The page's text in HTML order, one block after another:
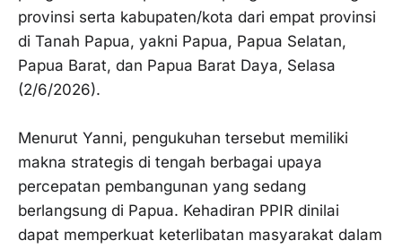
provinsi serta kabupaten/kota dari empat provinsi
di Tanah Papua, yakni Papua, Papua Selatan,
Papua Barat, dan Papua Barat Daya, Selasa
(2/6/2026).
‎Menurut Yanni, pengukuhan tersebut memiliki
makna strategis di tengah berbagai upaya
percepatan pembangunan yang sedang
berlangsung di Papua. Kehadiran PPIR dinilai
dapat memperkuat keterlibatan masyarakat dalam